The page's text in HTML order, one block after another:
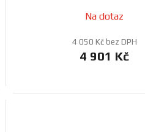
Na dotaz
4 050 Kč bez DPH
4 901 Kč